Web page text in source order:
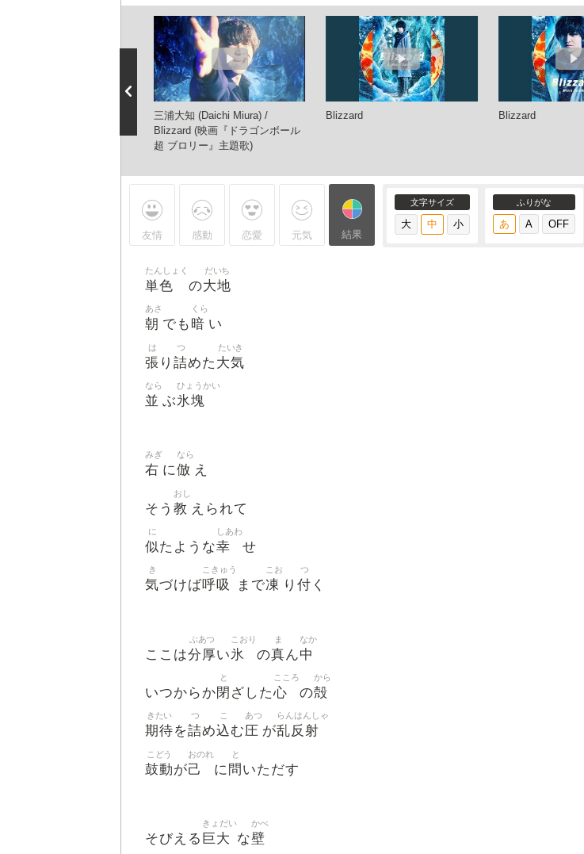
三浦大知 (Daichi Miura) /
Blizzard (映画『ドラゴンボール
超 ブロリー』主題歌)
Blizzard Blizzard
友情 感動 恋愛 元気 結果
文字サイズ ふりがな
単色
たんしょく
の大地
だいち
朝
あさ
でも 暗
くら
い
張
は
り 詰
つ
めた 大気
たいき
並
なら
ぶ氷塊
ひょうかい
右
みぎ
に倣
なら
え
そう 教
おし
えられて
似
に
たような幸
しあわ
せ
気
き
づけば呼吸
こきゅう
まで凍
こお
り 付
つ
く
ここは分厚
ぶあつ
い氷
こおり
の真
ま
ん中
なか
いつからか閉
と
ざした心
こころ
の殻
から
期待
きたい
を詰
つ
め込
こ
む圧
あつ
が乱反射
らんはんしゃ
鼓動
こどう
が己
おのれ
に 問
と
いただす
そびえる 巨大
きょだい
な壁
かべ